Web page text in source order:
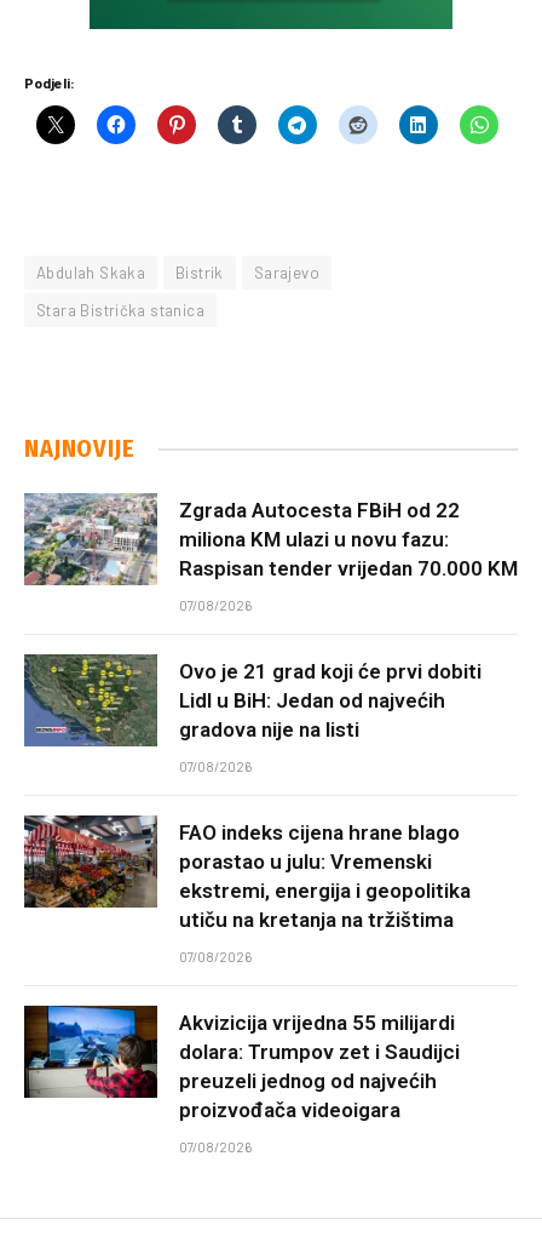
Podjeli:
Abdulah Skaka Bistrik
Sarajevo
Stara Bistrička stanica
NAJNOVIJE
Zgrada Autocesta FBiH od 22
miliona KM ulazi u novu fazu:
Raspisan tender vrijedan 70.000 KM
07/08/2026
Ovo je 21 grad koji će prvi dobiti
Lidl u BiH: Jedan od najvećih
gradova nije na listi
07/08/2026
FAO indeks cijena hrane blago
porastao u julu: Vremenski
ekstremi, energija i geopolitika
utiču na kretanja na tržištima
07/08/2026
Akvizicija vrijedna 55 milijardi
dolara: Trumpov zet i Saudijci
preuzeli jednog od najvećih
proizvođača videoigara
07/08/2026